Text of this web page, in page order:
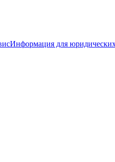
Информация для